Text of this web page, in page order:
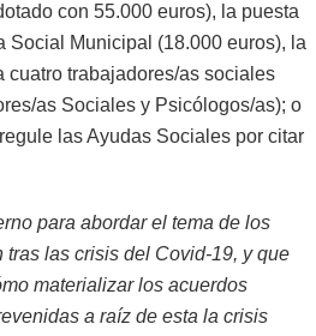
con 55.000 euros), la puesta
Social Municipal (18.000 euros), la
cuatro trabajadores/as sociales
as Sociales y Psicólogos/as); o
las Ayudas Sociales por citar
para abordar el tema de los
las crisis del Covid-19, y que
materializar los acuerdos
a raíz de esta la crisis